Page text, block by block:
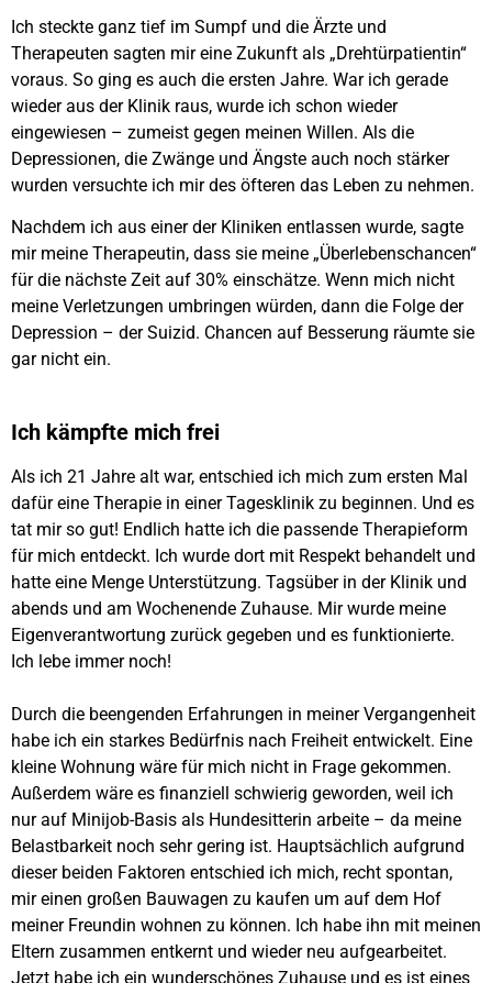
Ich steckte ganz tief im Sumpf und die Ärzte und
Therapeuten sagten mir eine Zukunft als „Drehtürpatientin“
voraus. So ging es auch die ersten Jahre. War ich gerade
wieder aus der Klinik raus, wurde ich schon wieder
eingewiesen – zumeist gegen meinen Willen. Als die
Depressionen, die Zwänge und Ängste auch noch stärker
wurden versuchte ich mir des öfteren das Leben zu nehmen.
Nachdem ich aus einer der Kliniken entlassen wurde, sagte
mir meine Therapeutin, dass sie meine „Überlebenschancen“
für die nächste Zeit auf 30% einschätze. Wenn mich nicht
meine Verletzungen umbringen würden, dann die Folge der
Depression – der Suizid. Chancen auf Besserung räumte sie
gar nicht ein.
Ich kämpfte mich frei
Als ich 21 Jahre alt war, entschied ich mich zum ersten Mal
dafür eine Therapie in einer Tagesklinik zu beginnen. Und es
tat mir so gut! Endlich hatte ich die passende Therapieform
für mich entdeckt. Ich wurde dort mit Respekt behandelt und
hatte eine Menge Unterstützung. Tagsüber in der Klinik und
abends und am Wochenende Zuhause. Mir wurde meine
Eigenverantwortung zurück gegeben und es funktionierte.
Ich lebe immer noch!
Durch die beengenden Erfahrungen in meiner Vergangenheit
habe ich ein starkes Bedürfnis nach Freiheit entwickelt. Eine
kleine Wohnung wäre für mich nicht in Frage gekommen.
Außerdem wäre es finanziell schwierig geworden, weil ich
nur auf Minijob-Basis als Hundesitterin arbeite – da meine
Belastbarkeit noch sehr gering ist. Hauptsächlich aufgrund
dieser beiden Faktoren entschied ich mich, recht spontan,
mir einen großen Bauwagen zu kaufen um auf dem Hof
meiner Freundin wohnen zu können. Ich habe ihn mit meinen
Eltern zusammen entkernt und wieder neu aufgearbeitet.
Jetzt habe ich ein wunderschönes Zuhause und es ist eines